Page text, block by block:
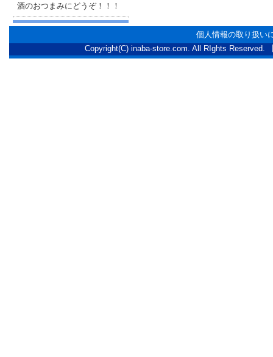
酒のおつまみにどうぞ！！！
個人情報の取り扱い
Copyright(C) inaba-store.com. All RIghts Reserved.